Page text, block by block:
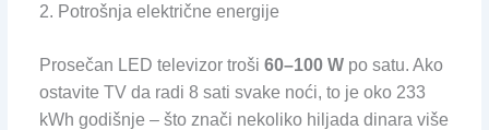
2. Potrošnja električne energije
Prosečan LED televizor troši 60–100 Wpo satu. Ako
ostavite TV da radi 8 sati svake noći, to je oko 233
kWh godišnje – što znači nekoliko hiljada dinara više